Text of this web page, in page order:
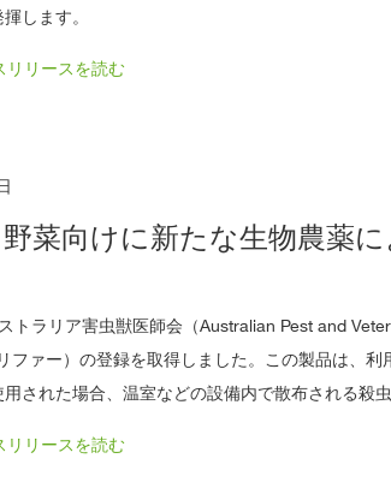
します。
リリースを読む
野菜向けに新たな生物農薬
トラリア害虫獣医師会（Australian Pest and
リファー）の登録を取得しました。この製品は、
された場合、温室などの設備内で散布される殺
リリースを読む